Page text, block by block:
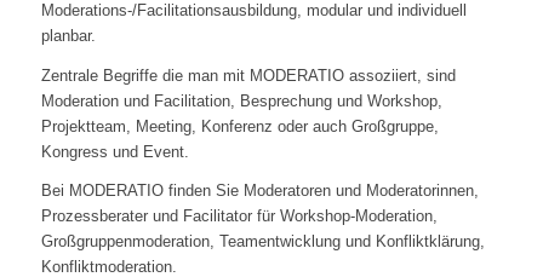
Moderations-/Facilitationsausbildung, modular und individuell
planbar.
Zentrale Begriffe die man mit MODERATIO assoziiert, sind
Moderation und Facilitation, Besprechung und Workshop,
Projektteam, Meeting, Konferenz oder auch Großgruppe,
Kongress und Event.
Bei MODERATIO finden Sie Moderatoren und Moderatorinnen,
Prozessberater und Facilitator für Workshop-Moderation,
Großgruppenmoderation, Teamentwicklung und Konfliktklärung,
Konfliktmoderation.